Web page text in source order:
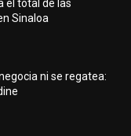
el total de las
Sinaloa
ni se regatea: